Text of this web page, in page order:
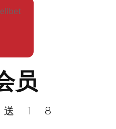
员
送18